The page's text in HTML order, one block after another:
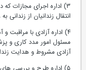
۳) اداره اجرای مجازات که
انتقال زندانیان از زندانی
۴) اداره آزادی با مراقبت و
مسئول امور مدد کاری و
آزادی مشروط و هدایت